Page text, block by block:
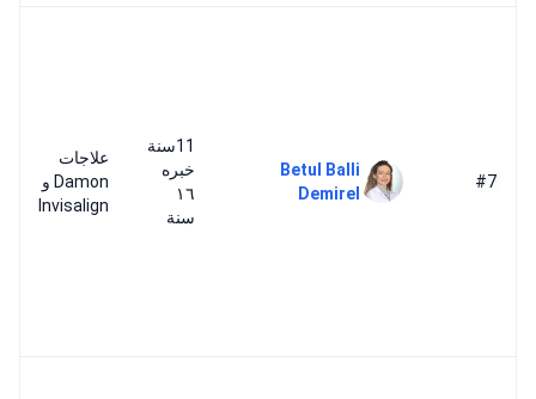
#7
Betul Balli
Demirel
11سنة
خبره
١٦
سنة
علاجات
Damon و
Invisalign